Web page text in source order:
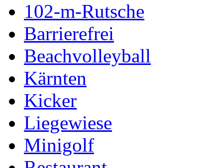
102-m-Rutsche
Barrierefrei
Beachvolleyball
Kärnten
Kicker
Liegewiese
Minigolf